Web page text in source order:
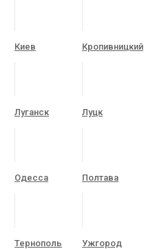
Киев Кропивницкий
Луганск Луцк
Одесса Полтава
Тернополь Ужгород